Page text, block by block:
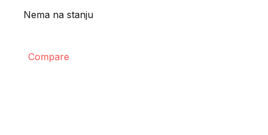
Nema na stanju
Compare